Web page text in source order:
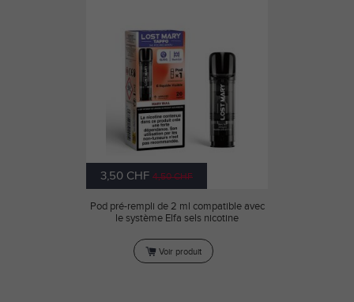
3,50 CHF 4,50 CHF
Pod pré-rempli de 2 ml compatible avec
le système Elfa sels nicotine
Voir produit